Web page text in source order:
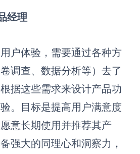
战略与流程设计
AI生成商业画布
AI生成SWOT分析
AI生成PEST分析
AI生成5Why分析
经理
户体验，需要通过各种方
调查、数据分析等）去了
据这些需求来设计产品功
。目标是提高用户满意度
意长期使用并推荐其产
强大的同理心和洞察力，